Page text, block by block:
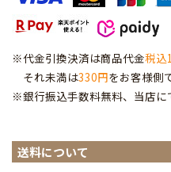
※代金引換決済は商品代金税込
それ未満は330円をお客様側
※銀行振込手数料無料、当店に
送料について